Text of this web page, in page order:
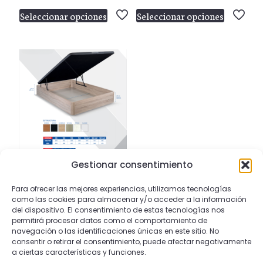
Gestionar consentimiento
Para ofrecer las mejores experiencias, utilizamos tecnologías
como las cookies para almacenar y/o acceder a la información
del dispositivo. El consentimiento de estas tecnologías nos
permitirá procesar datos como el comportamiento de
navegación o las identificaciones únicas en este sitio. No
consentir o retirar el consentimiento, puede afectar negativamente
a ciertas características y funciones.
Nombre
Correo
electrónico*
Guarda mi nombre, correo electrónico y web
en este navegador para la próxima vez que
de
precios:
Seleccionar opciones
Este
tiene
múltiples
variantes.
Las
opciones
pueden
página
de
producto
de
Seleccionar opciones
Este
en
página
de
producto
255,00€ - 574,00€Rango
de
precios:
desde
255,00 €
hasta
Seleccionar opciones
Este
producto
tiene
múltiples